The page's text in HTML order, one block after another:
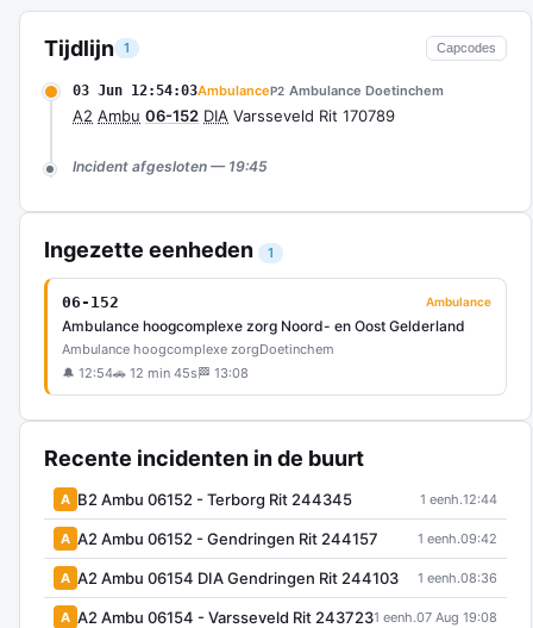
Tijdlijn 1 Capcodes
03 Jun 12:54:03AmbulanceP2 Ambulance Doetinchem
A2 Ambu 06-152 DIA Varsseveld Rit 170789
Incident afgesloten — 19:45
Ingezette eenheden 1
06-152 Ambulance
Ambulance hoogcomplexe zorg Noord- en Oost Gelderland
Ambulance hoogcomplexe zorgDoetinchem
🔔 12:54🚗 12 min 45s 🏁 13:08
Recente incidenten in de buurt
A B2 Ambu 06152 - Terborg Rit 244345 1 eenh.12:44
A A2 Ambu 06152 - Gendringen Rit 244157 1 eenh.09:42
A A2 Ambu 06154 DIA Gendringen Rit 244103 1 eenh.08:36
A A2 Ambu 06154 - Varsseveld Rit 2437231 eenh.07 Aug 19:08